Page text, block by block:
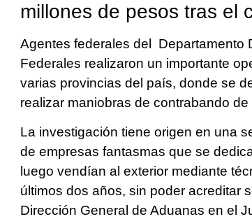
millones de pesos tras el
Agentes federales del Departamento
Federales realizaron un importante
varias provincias del país, donde se
realizar maniobras de contrabando
La investigación tiene origen en una
de empresas fantasmas que se
luego vendían al exterior mediante
últimos dos años, sin poder acreditar
Dirección General de Aduanas en el